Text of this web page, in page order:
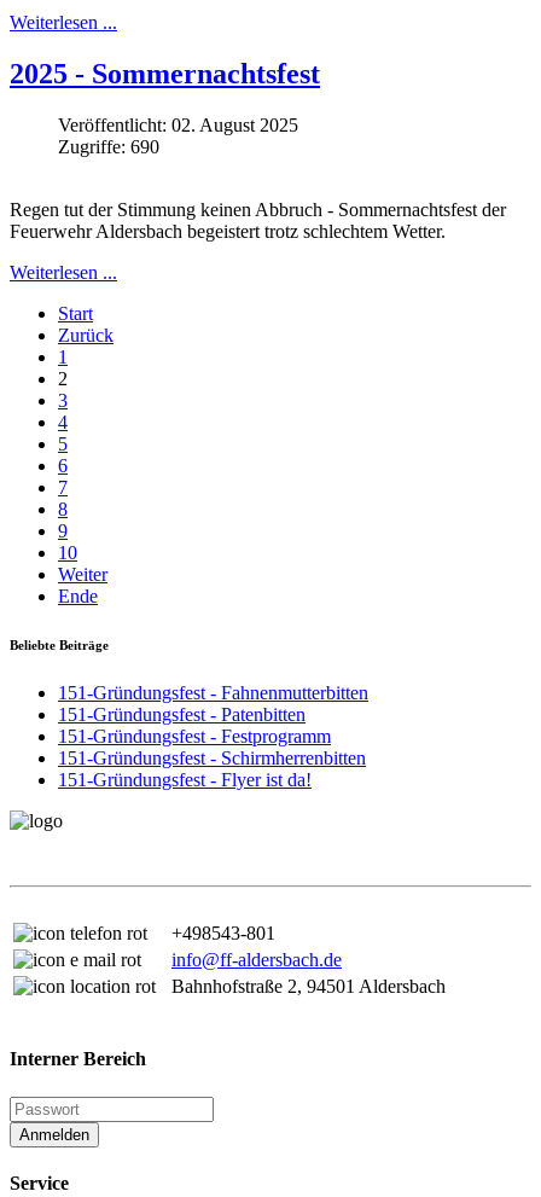
Weiterlesen ...
2025 - Sommernachtsfest
Veröffentlicht: 02. August 2025
Zugriffe: 690
Regen tut der Stimmung keinen Abbruch - Sommernachtsfest der
Feuerwehr Aldersbach begeistert trotz schlechtem Wetter.
Weiterlesen ...
Start
Zurück
1
2
3
4
5
6
7
8
9
10
Weiter
Ende
Beliebte Beiträge
151-Gründungsfest - Fahnenmutterbitten
151-Gründungsfest - Patenbitten
151-Gründungsfest - Festprogramm
151-Gründungsfest - Schirmherrenbitten
151-Gründungsfest - Flyer ist da!
+498543-801
info@ff-aldersbach.de
Bahnhofstraße 2, 94501 Aldersbach
Interner Bereich
Anmelden
Service